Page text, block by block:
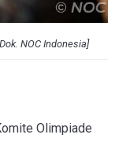
NOC Indonesia]
Olimpiade